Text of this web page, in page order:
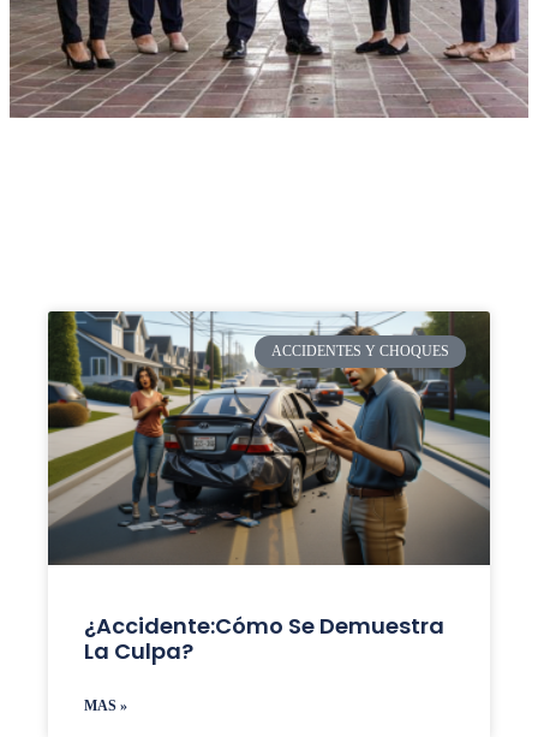
ACCIDENTES Y CHOQUES
¿accidente:Cómo Se Demuestra
La Culpa?
MAS »